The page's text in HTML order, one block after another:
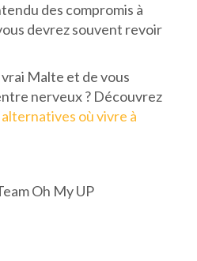
des compromis à
devrez souvent revoir
Malte et de vous
nerveux ? Découvrez
alternatives où vivre à
Oh My UP